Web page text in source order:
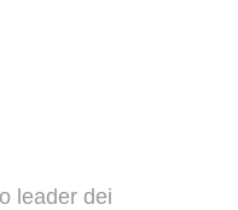
leader dei